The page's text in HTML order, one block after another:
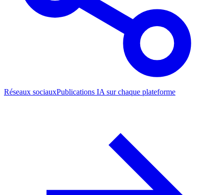
Réseaux sociauxPublications IA sur chaque plateforme